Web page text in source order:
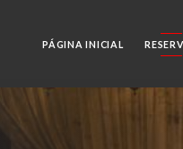
PÁGINA INICIAL